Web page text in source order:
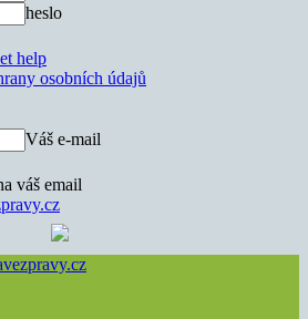
heslo
help
osobních údajů
Váš e-mail
váš email